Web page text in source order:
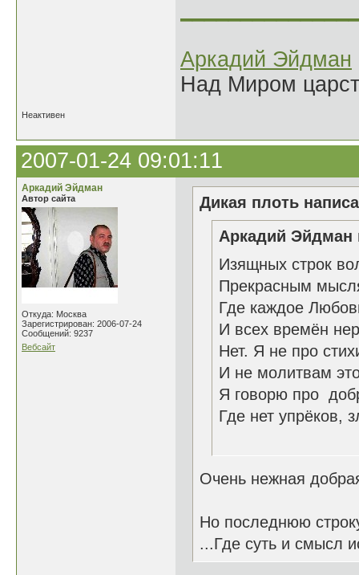
Аркадий Эйдман
Над Миром
Неактивен
2007-01-24 09:01:11
Аркадий Эйдман
Автор сайта
Откуда: Москва
Зарегистрирован: 2006-07-24
Сообщений: 9237
Вебсайт
Дикая плоть
Аркадий Эйдман
Изящных строк
Прекрасным
Где каждое
И всех времён
Нет. Я не про
И не молитвам
Я говорю про
Где нет
Очень нежная
Но последнюю
...Где суть и смысл